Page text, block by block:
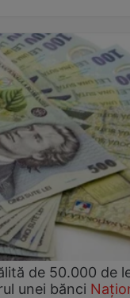
de 50.000 de
unei bănci